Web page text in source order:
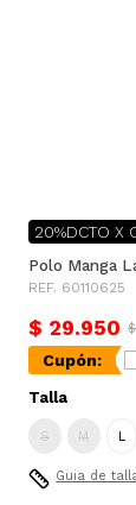
20%DCTO X
Polo Manga
REF. 60110625
$ 29.950
Cupón:
Talla
S M L
Guia de